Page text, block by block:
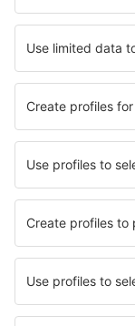
Hotels in Vadso
Hotels Kviteseid
Die besten Hotels
Hotels in Beaufort
Hotels in Topola
Hotels in